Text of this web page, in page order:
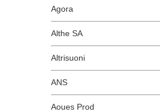
Agora
Althe SA
Altrisuoni
ANS
Aoues Prod